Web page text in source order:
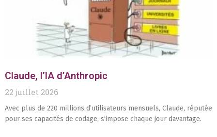
Claude, l’IA d’Anthropic
22 juillet 2026
Avec plus de 220 millions d’utilisateurs mensuels, Claude, réputée
pour ses capacités de codage, s’impose chaque jour davantage.